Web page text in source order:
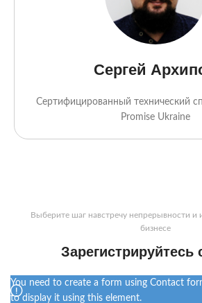
Сергей
Сертифицированный технический
Promise Ukraine
Выберите шаг навстречу непрерывности и
бизнесе
Зарегистрируйтесь
You need to create a form using Contact
to display it using this element.